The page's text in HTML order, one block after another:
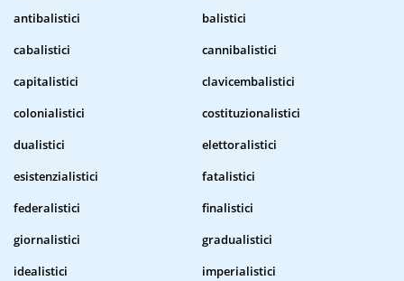
antibalistici
balistici
cabalistici
cannibalistici
capitalistici
clavicembalistici
colonialistici
costituzionalistici
dualistici
elettoralistici
esistenzialistici
fatalistici
federalistici
finalistici
giornalistici
gradualistici
idealistici
imperialistici